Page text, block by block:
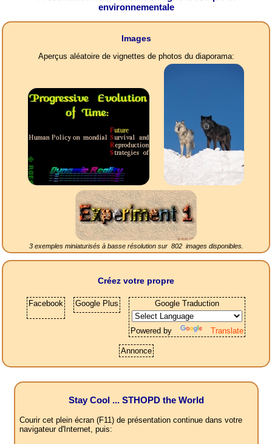
environnementale
Images
Aperçus aléatoire de vignettes de photos du diaporama:
3 exemples miniaturisés à basse résolution sur 802images disponibles.
Créez votre propre
Facebook Google Plus Google Traduction
Powered by Translate
Annonce
Stay Cool ... STHOPD the World
Courir cet plein écran (F11) de présentation continue dans votre
navigateur d'Internet, puis: